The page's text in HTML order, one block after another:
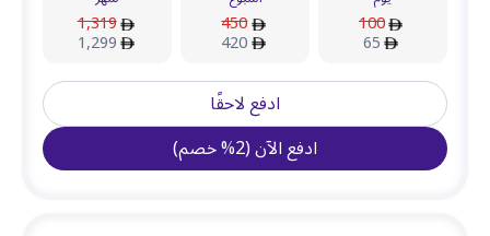
100
65
450
420
1,319
1,299
ادفع لاحقًا
ادفع الآن(
2
%خصم)